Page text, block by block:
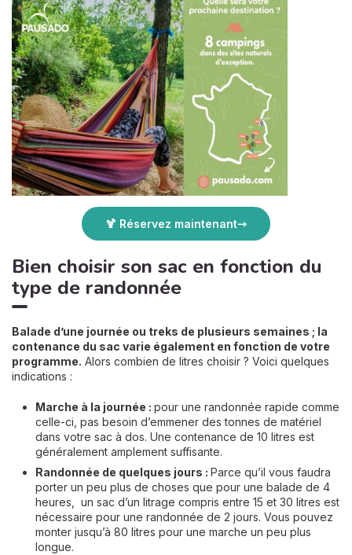
🍹 Réservez maintenant
Bien choisir son sac en fonction du
type de randonnée
Balade d’une journée ou treks de plusieurs semaines ; la
contenance du sac varie également en fonction de votre
programme. Alors combien de litres choisir ? Voici quelques
indications :
Marche à la journée : pour une randonnée rapide comme
celle-ci, pas besoin d’emmener des tonnes de matériel
dans votre sac à dos. Une contenance de 10 litres est
généralement amplement suffisante.
Randonnée de quelques jours : Parce qu’il vous faudra
porter un peu plus de choses que pour une balade de 4
heures, un sac d’un litrage compris entre 15 et 30 litres est
nécessaire pour une randonnée de 2 jours. Vous pouvez
monter jusqu’à 80 litres pour une marche un peu plus
longue.